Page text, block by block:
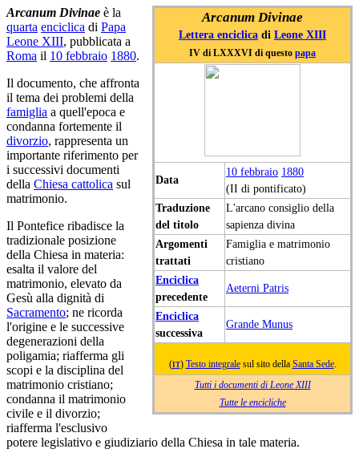
Arcanum Divinae
Lettera enciclica di Leone XIII
IV di LXXXVI di questo papa
Data
10 febbraio 1880
(II di pontificato)
Traduzione
del titolo
L'arcano consiglio della
sapienza divina
Argomenti
trattati
Famiglia e matrimonio
cristiano
Enciclica
precedente
Aeterni Patris
Enciclica
successiva
Grande Munus
(IT) Testo integralesul sito della Santa Sede.
Tutti i documenti di Leone XIII
Tutte le encicliche
Arcanum Divinae è la
quarta enciclica di Papa
Leone XIII, pubblicata a
Roma il 10 febbraio 1880.
Il documento, che affronta
il tema dei problemi della
famiglia a quell'epoca e
condanna fortemente il
divorzio, rappresenta un
importante riferimento per
i successivi documenti
della Chiesa cattolica sul
matrimonio.
Il Pontefice ribadisce la
tradizionale posizione
della Chiesa in materia:
esalta il valore del
matrimonio, elevato da
Gesù alla dignità di
Sacramento; ne ricorda
l'origine e le successive
degenerazioni della
poligamia; riafferma gli
scopi e la disciplina del
matrimonio cristiano;
condanna il matrimonio
civile e il divorzio;
riafferma l'esclusivo
potere legislativo e giudiziario della Chiesa in tale materia.